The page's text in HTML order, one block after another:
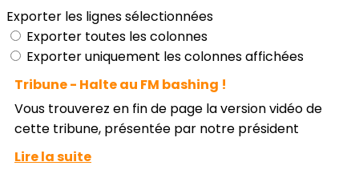
Exporter les lignes sélectionnées
Exporter toutes les colonnes
Exporter uniquement les colonnes affichées
Tribune - Halte au FM bashing !
Vous trouverez en fin de page la version vidéo de
cette tribune, présentée par notre président
Florent Cholat.Cet article est une réponse à la
récente diffusion d’un épisode de...
Lire la suite